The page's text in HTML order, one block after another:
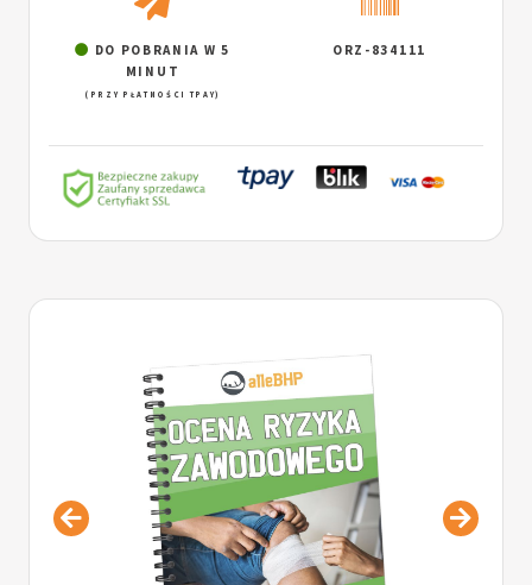
DO POBRANIA W 5
MINUT
(PRZY PŁATNOŚCI TPAY)
ORZ-834111